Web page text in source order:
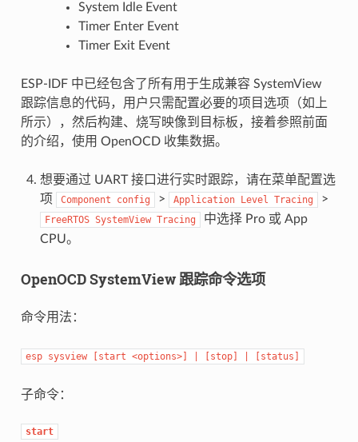
System Idle Event
Timer Enter Event
Timer Exit Event
ESP-IDF 中已经包含了所有用于生成兼容 SystemView
跟踪信息的代码，用户只需配置必要的项目选项（如上
所示），然后构建、烧写映像到目标板，接着参照前面
的介绍，使用 OpenOCD 收集数据。
想要通过 UART 接口进行实时跟踪，请在菜单配置选
项
Component config > Application Level Tracing >
FreeRTOS SystemView Tracing
中选择 Pro 或 App
CPU。
OpenOCD SystemView 跟踪命令选项
命令用法：
esp sysview [start <options>] [stop] [status]
子命令：
start